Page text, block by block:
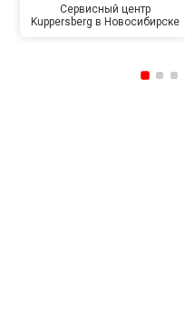
Сервисный центр
Kuppersberg в Новосибирске